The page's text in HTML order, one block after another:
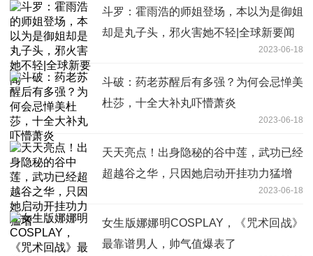
斗罗：霍雨浩的师姐登场，本以为是御姐
却是丸子头，邪火害她不轻|全球新要闻
2023-06-18
斗破：药老苏醒后有多强？为何会忌惮美
杜莎，十全大补丸吓懵萧炎
2023-06-18
天天亮点！出身隐秘的谷中莲，武功已经
超越谷之华，只因她启动开挂功力猛增
2023-06-18
女生版娜娜明COSPLAY，《咒术回战》
最靠谱男人，帅气值爆表了